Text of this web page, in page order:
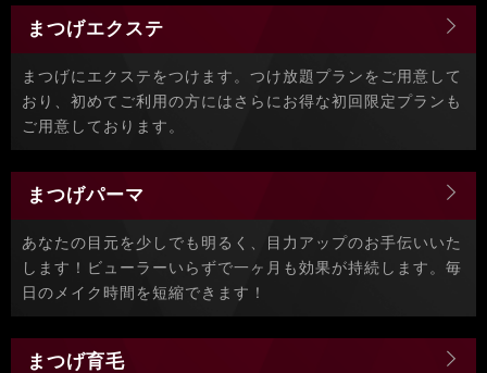
まつげエクステ
まつげにエクステをつけます。つけ放題プランをご用意して
おり、初めてご利用の方にはさらにお得な初回限定プランも
ご用意しております。
まつげパーマ
あなたの目元を少しでも明るく、目力アップのお手伝いいた
します！ビューラーいらずで一ヶ月も効果が持続します。毎
日のメイク時間を短縮できます！
まつげ育毛